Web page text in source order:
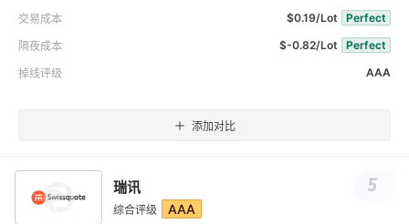
交易成本 $0.19/Lot Perfect
隔夜成本 $-0.82/Lot Perfect
掉线评级 AAA
添加对比
瑞讯
综合评级 AAA
5